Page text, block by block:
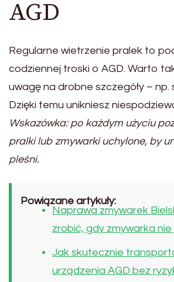
AGD
Regularne wietrzenie pralek to
codziennej troski o AGD. Warto
uwagę na drobne szczegóły – np.
Dzięki temu unikniesz
Wskazówka: po każdym użyciu
pralki lub zmywarki uchylone, by
pleśni.
Powiązane artykuły:
Naprawa zmywarek
zrobić, gdy zmywarka
Jak skutecznie
urządzenia AGD bez